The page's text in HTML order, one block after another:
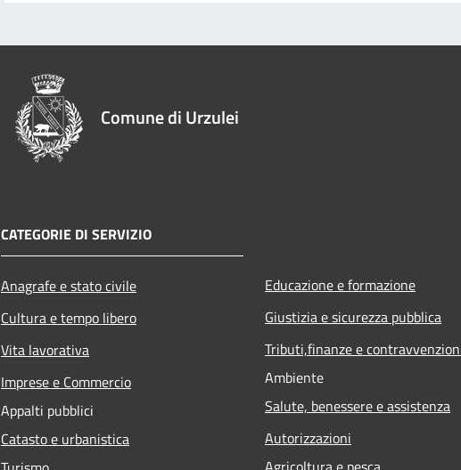
Comune di Urzulei
CATEGORIE DI SERVIZIO
Anagrafe e stato civile
Cultura e tempo libero
Vita lavorativa
Imprese e Commercio
Appalti pubblici
Catasto e urbanistica
Educazione e formazione
Giustizia e sicurezza pubblica
Tributi,finanze e
Ambiente
Salute, benessere e assistenza
Autorizzazioni